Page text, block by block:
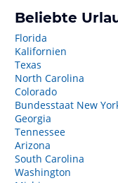
Beliebte
Florida
Kalifornien
Texas
North Carolina
Colorado
Bundesstaat New
Georgia
Tennessee
Arizona
South Carolina
Washington